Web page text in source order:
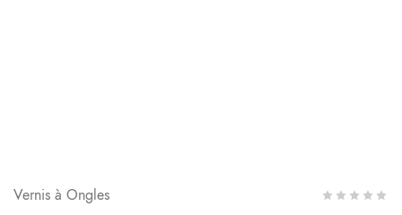
Vernis à Ongles